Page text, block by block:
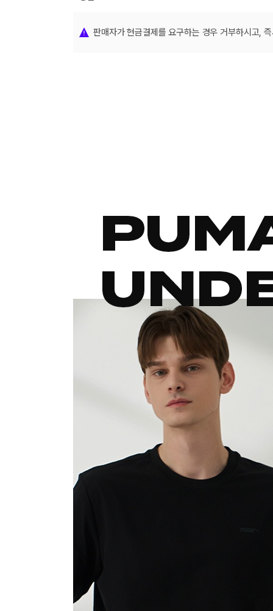
장바구니에 상품이
다른 고객들이 구매
푸마, 이 상품은 어떠